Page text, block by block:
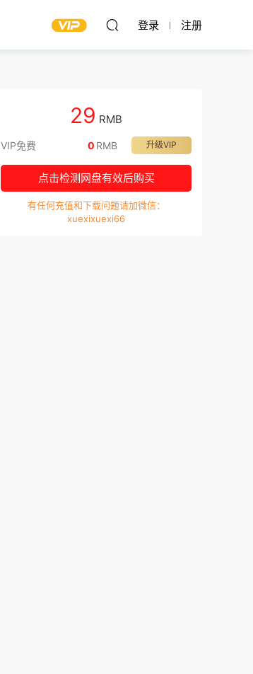
登录 注册
29 RMB
VIP免费 升级VIP
0 RMB
点击检测网盘有效后购买
有任何充值和下载问题请加微信：
xuexixuexi66